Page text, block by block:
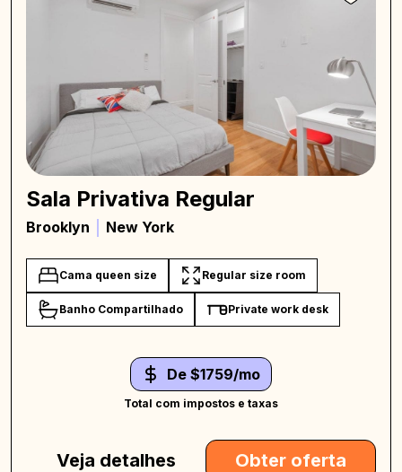
Sala Privativa Regular
Brooklyn New York
Cama queen size Regular size room
Banho Compartilhado Private work desk
De $1759/mo
Total com impostos e taxas
Veja detalhes Obter oferta